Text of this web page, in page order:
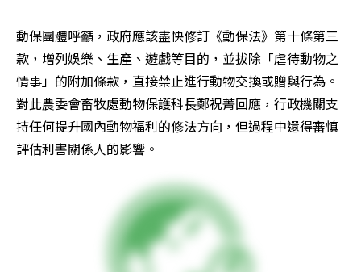
動保團體呼籲，政府應該盡快修訂《動保法》第十條第三
款，增列娛樂、生產、遊戲等目的，並拔除「虐待動物之
情事」的附加條款，直接禁止進行動物交換或贈與行為。
對此農委會畜牧處動物保護科長鄭祝菁回應，行政機關支
持任何提升國內動物福利的修法方向，但過程中還得審慎
評估利害關係人的影響。